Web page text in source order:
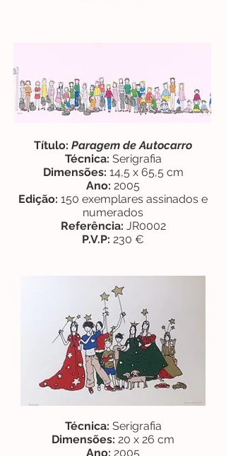
Título: Paragem de Autocarro
Técnica: Serigrafia
Dimensões: 14,5 x 65,5 cm
Ano: 2005
Edição: 150 exemplares assinados e
numerados
Referência: JR0002
P.V.P: 230 €
Técnica: Serigrafia
Dimensões: 20 x 26 cm
Ano: 2005